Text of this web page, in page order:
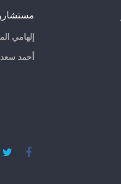
مستشارو
إلهامي
أحمد سعد